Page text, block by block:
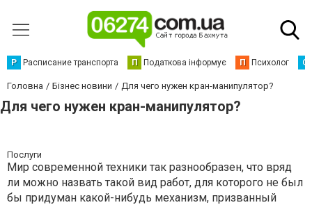
Р Расписание транспорта П Податкова інформує П Психолог С
Головна Бізнес новини Для чего нужен кран-манипулятор?
Для чего нужен кран-манипулятор?
Послуги
Мир современной техники так разнообразен, что вряд
ли можно назвать такой вид работ, для которого не был
бы придуман какой-нибудь механизм, призванный